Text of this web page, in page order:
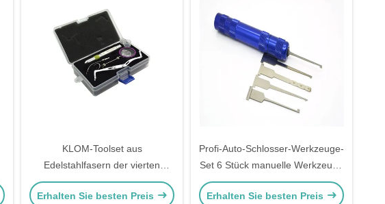
KLOM-Toolset aus
Edelstahlfasern der vierten
Generation
Erhalten Sie besten Preis
Profi-Auto-Schlosser-Werkzeuge-
Set 6 Stück manuelle Werkzeuge
zum Entsperren von Schlössern
Pick Set
Erhalten Sie besten Preis